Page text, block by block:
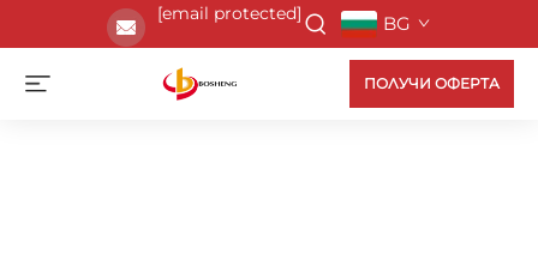
[email protected] BG
ПОЛУЧИ ОФЕРТА